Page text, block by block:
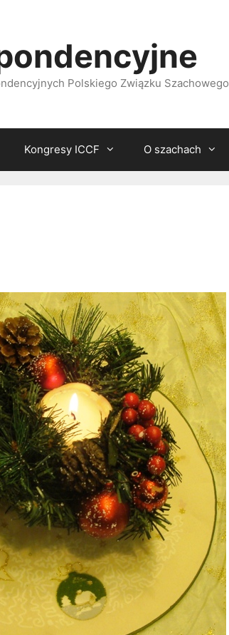
Polskiego Związku Szachowego
Kongresy ICCF O szachach